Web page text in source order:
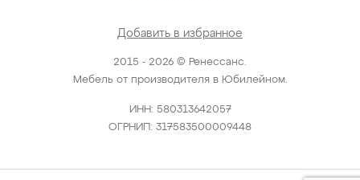
2015 - 2026 © Ренессанс.
Мебель от производителя в Юбилейном.
ИНН: 580313642057
ОГРНИП: 317583500009448
Добавить в избранное